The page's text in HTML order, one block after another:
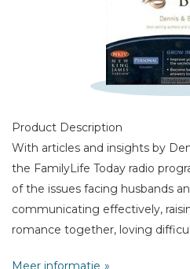
Product Description
With articles and insights by
the FamilyLife Today radio
of the issues facing husbands
communicating effectively,
romance together, loving
Meer informatie
Schrijf hieronder je review!
Titel *
Bericht *